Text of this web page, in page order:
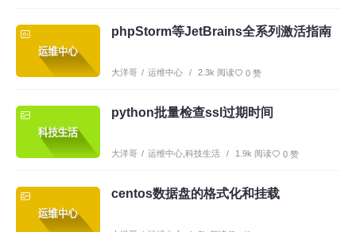
phpStorm等JetBrains全系列激活指南
大洋哥 / 运维中心 / 2.3k 阅读 0 赞
python批量检查ssl过期时间
大洋哥 / 运维中心 科技生活 / 1.9k 阅读 0 赞
centos数据盘的格式化和挂载